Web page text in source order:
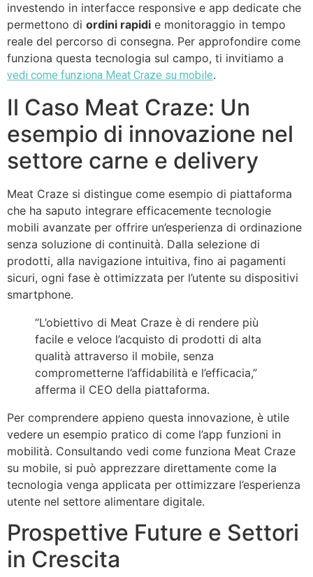
investendo in interfacce responsive e app dedicate che
permettono di ordini rapidi e monitoraggio in tempo
reale del percorso di consegna. Per approfondire come
funziona questa tecnologia sul campo, ti invitiamo a
vedi come funziona Meat Craze su mobile.
Il Caso Meat Craze: Un
esempio di innovazione nel
settore carne e delivery
Meat Craze si distingue come esempio di piattaforma
che ha saputo integrare efficacemente tecnologie
mobili avanzate per offrire un’esperienza di ordinazione
senza soluzione di continuità. Dalla selezione di
prodotti, alla navigazione intuitiva, fino ai pagamenti
sicuri, ogni fase è ottimizzata per l’utente su dispositivi
smartphone.
“L’obiettivo di Meat Craze è di rendere più
facile e veloce l’acquisto di prodotti di alta
qualità attraverso il mobile, senza
comprometterne l’affidabilità e l’efficacia,”
afferma il CEO della piattaforma.
Per comprendere appieno questa innovazione, è utile
vedere un esempio pratico di come l’app funzioni in
mobilità. Consultando vedi come funziona Meat Craze
su mobile, si può apprezzare direttamente come la
tecnologia venga applicata per ottimizzare l’esperienza
utente nel settore alimentare digitale.
Prospettive Future e Settori
in Crescita